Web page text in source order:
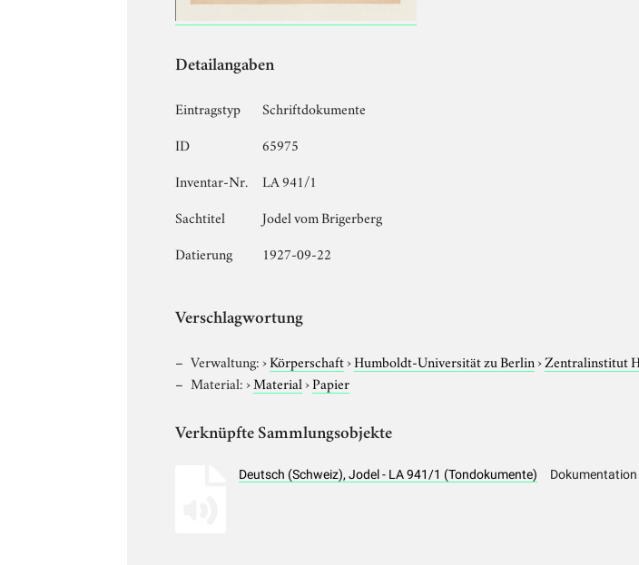
Detailangaben
Eintragstyp
Schriftdokumente
ID
65975
Inventar-Nr.
LA 941/1
Sachtitel
Jodel vom Brigerberg
Datierung
1927-09-22
Verschlagwortung
Verwaltung:›Körperschaft›Humboldt-Universität zu Berlin›Zentralinstitut
Material:›Material›Papier
Verknüpfte Sammlungsobjekte
Deutsch (Schweiz), Jodel - LA 941/1 (Tondokumente)